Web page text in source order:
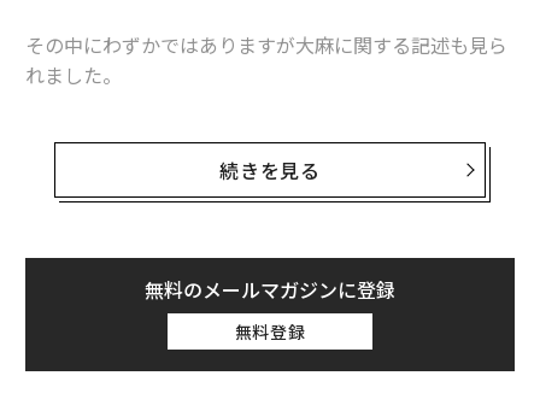
その中にわずかではありますが大麻に関する記述も見ら
れました。
「大麻に関する制度を見直し、大麻由来医薬品の利用等
に向けた必要な環境整備を進める。」（本文ママ）
ど大きい出来事であるか、また今後の見通しについて書
かせていただきます。
骨太の方針とは
続きを見る
無料のメールマガジンに登録
無料登録